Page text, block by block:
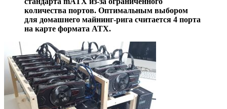
количества портов. Оптимальным выбором
для домашнего майнинг-рига считается 4 порта
на карте формата ATX.